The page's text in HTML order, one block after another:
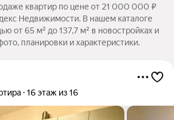
квартир по цене от 21 000 000 ₽
Недвижимости. В нашем каталоге
от 65 м² до 137,7 м² в новостройках и
планировки и характеристики.
16 этаж из 16